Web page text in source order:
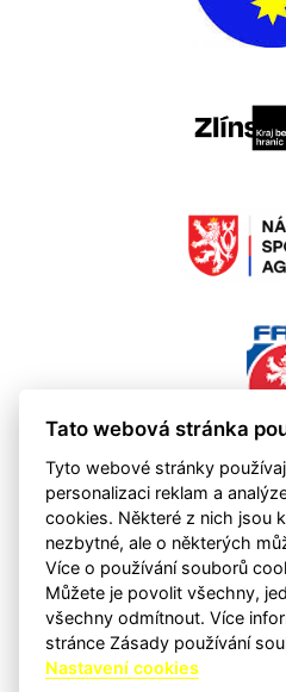
Tato webová stránka
Tyto webové stránky
personalizaci reklam a
cookies. Některé z nich jsou
nezbytné, ale o některých
Více o používání souborů
Můžete je povolit všechny,
všechny odmítnout. Více
stránce Zásady používání
Nastavení cookies